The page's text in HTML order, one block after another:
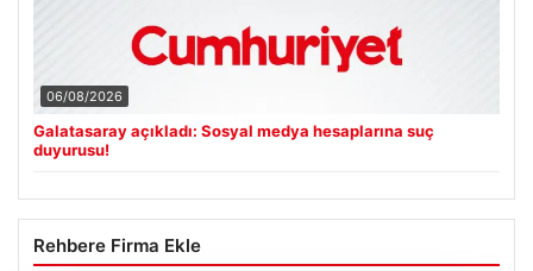
06/08/2026
Galatasaray açıkladı: Sosyal medya hesaplarına suç
duyurusu!
Rehbere Firma Ekle